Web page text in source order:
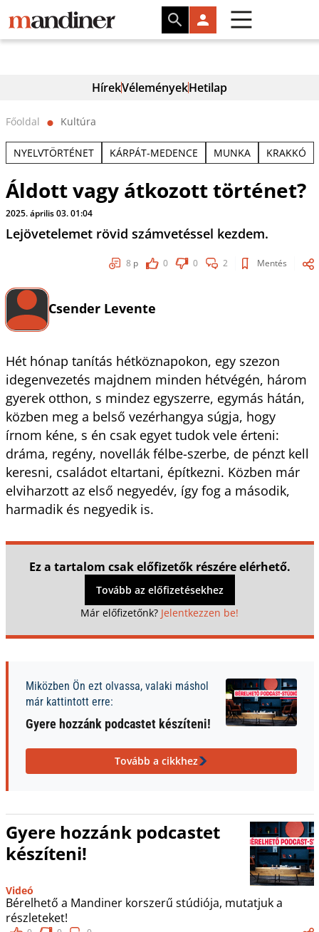
HírekVéleményekHetilap
Főoldal ⬤ Kultúra
NYELVTÖRTÉNET KÁRPÁT-MEDENCE MUNKA KRAKKÓ
Áldott vagy átkozott történet?
2025. április 03. 01:04
Lejövetelemet rövid számvetéssel kezdem.
8 p 0 0 2 Mentés
Csender Levente
Hét hónap tanítás hétköznapokon, egy szezon
idegenvezetés majdnem minden hétvégén, három
gyerek otthon, s mindez egyszerre, egymás hátán,
közben meg a belső vezérhangya súgja, hogy
írnom kéne, s én csak egyet tudok vele érteni:
dráma, regény, novellák félbe-szerbe, de pénzt kell
keresni, családot eltartani, építkezni. Közben már
elviharzott az első negyedév, így fog a második,
harmadik és negyedik is.
Ez a tartalom csak előfizetők részére elérhető.
Tovább az előfizetésekhez
Már előfizetőnk? Jelentkezzen be!
Miközben Ön ezt olvassa, valaki máshol
már kattintott erre:
Gyere hozzánk podcastet készíteni!
Tovább a cikkhez
Gyere hozzánk podcastet
készíteni!
Videó
Bérelhető a Mandiner korszerű stúdiója, mutatjuk a
részleteket!